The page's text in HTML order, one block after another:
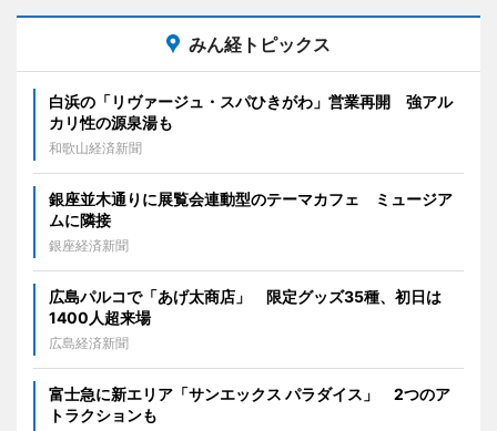
みん経トピックス
白浜の「リヴァージュ・スパひきがわ」営業再開 強アル
カリ性の源泉湯も
和歌山経済新聞
銀座並木通りに展覧会連動型のテーマカフェ ミュージア
ムに隣接
銀座経済新聞
広島パルコで「あげ太商店」 限定グッズ35種、初日は
1400人超来場
広島経済新聞
富士急に新エリア「サンエックス パラダイス」 2つのア
トラクションも